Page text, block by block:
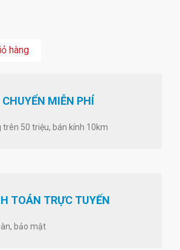
hàng
MIỄN PHÍ
trên 50 triệu, bán kính 10km
TOÁN TRỰC TUYẾN
bảo mật